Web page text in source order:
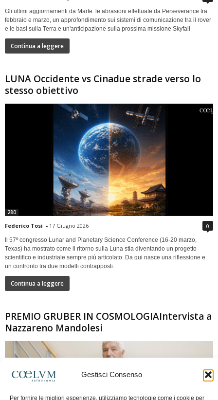
Gestisci Consenso
Per fornire le migliori esperienze, utilizziamo tecnologie come i cookie per
Gli ultimi aggiornamenti da Marte: le abrasioni effettuate da Perseverance tra
febbraio e marzo, un approfondimento sui sistemi di comunicazione tra il rover
e le basi sulla Terra e un'anticipazione sulla prossima missione Skyfall
Continua a leggere
LUNA Occidente vs Cinadue strade verso lo
stesso obiettivo
280
Federico Tosi - 17 Giugno 2026 0
Il 57º congresso Lunar and Planetary Science Conference (16-20 marzo,
Texas) ha mostrato come il ritorno sulla Luna stia diventando un progetto
scientifico e industriale sempre più articolato. Da qui nasce una riflessione e
un confronto tra due modelli contrapposti.
Continua a leggere
PREMIO GRUBER IN COSMOLOGIAIntervista a
Nazzareno Mandolesi